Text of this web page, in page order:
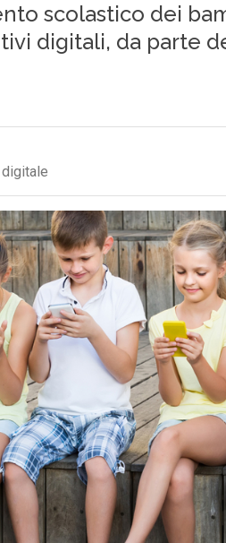
scolastico dei
digitali, da parte